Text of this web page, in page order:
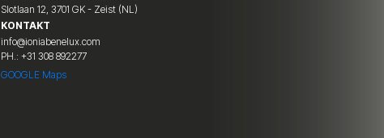
Slotlaan 12, 3701 GK - Zeist (NL)
KONTAKT
info@ioniabenelux.com
PH.: +31 308 892277
GOOGLE Maps